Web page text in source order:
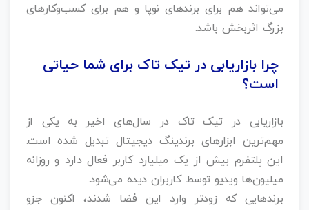
می‌تواند هم برای برندهای نوپا و هم برای کسب‌وکارهای
بزرگ اثربخش باشد.
چرا بازاریابی در تیک تاک برای شما حیاتی
است؟
بازاریابی در تیک تاک در سال‌های اخیر به یکی از
مهم‌ترین ابزارهای برندینگ دیجیتال تبدیل شده است.
این پلتفرم بیش از یک میلیارد کاربر فعال دارد و روزانه
میلیون‌ها ویدیو توسط کاربران دیده می‌شود.
برندهایی که زودتر وارد این فضا شدند، اکنون جزو